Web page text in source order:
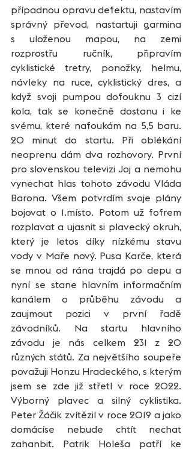
případnou opravu defektu, nastavím
správný převod, nastartuji garmina
s uloženou mapou, na zemi
rozprostřu ručník, připravím
cyklistické tretry, ponožky, helmu,
návleky na ruce, cyklistický dres, a
když svoji pumpou dofouknu 3 cizí
kola, tak se konečně dostanu i ke
svému, které nafoukám na 5,5 baru.
20 minut do startu. Při oblékání
neoprenu dám dva rozhovory. První
pro slovenskou televizi Joj a nemohu
vynechat hlas tohoto závodu Vláda
Barona. Všem potvrdím svoje plány
bojovat o 1.místo. Potom už fofrem
rozplavat a ujasnit si plavecký okruh,
který je letos díky nízkému stavu
vody v Maře nový. Pusa Karče, která
se mnou od rána trajdá po depu a
nyní se stane hlavním informačním
kanálem o průběhu závodu a
zaujmout pozici v první řadě
závodníků. Na startu hlavního
závodu je nás celkem 231 z 20
různých států. Za největšího soupeře
považuji Honzu Hradeckého, s kterým
jsem se zde již střetl v roce 2022.
Výborný plavec a silný cyklistika.
Peter Žáčik zvítězil v roce 2019 a jako
domácíse nebude chtít nechat
zahanbit. Patrik Holeša patří ke